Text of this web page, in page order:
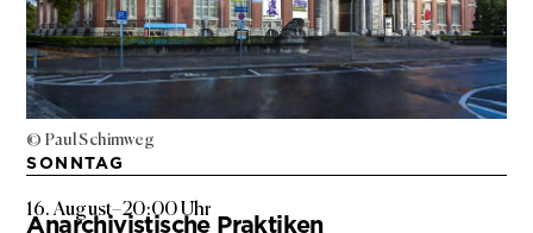
© Paul Schimweg
SONNTAG
16. August–20:00 Uhr
Anarchivistische Praktiken